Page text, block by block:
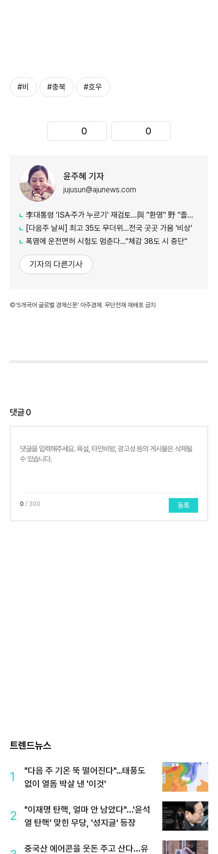
#비 #충북 #호우
0 0
윤주혜 기자
jujusun@ajunews.com
李대통령 'ISA·주가 누르기' 재검토…與 "환영" 野 "졸속 국정"
[다음주 날씨] 최고 35도 무더위…전국 곳곳 가뭄 '비상'
폭염에 운전면허 시험도 멈춘다…"체감 38도 시 중단"
기자의 다른기사
©'5개국어 글로벌 경제신문' 아주경제. 무단전재·재배포 금지
댓글0
0 / 300 등록
트렌드뉴스
1
"다음 주 기온 뚝 떨어진다"…태풍도
없이 열돔 박살 낸 '이것'
2
"이재명 탄핵, 얼마 안 남았다"...'윤석
열 탄핵' 맞힌 무당, '성지글' 등장
중국산 에어콘을 웃돈 주고 산다...유